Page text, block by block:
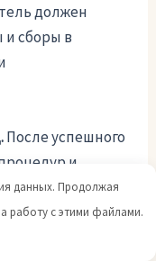
должен
сборы в
После успешного
и
на дальнейшее
пункт.
данных. Продолжая
работу с этими файлами.